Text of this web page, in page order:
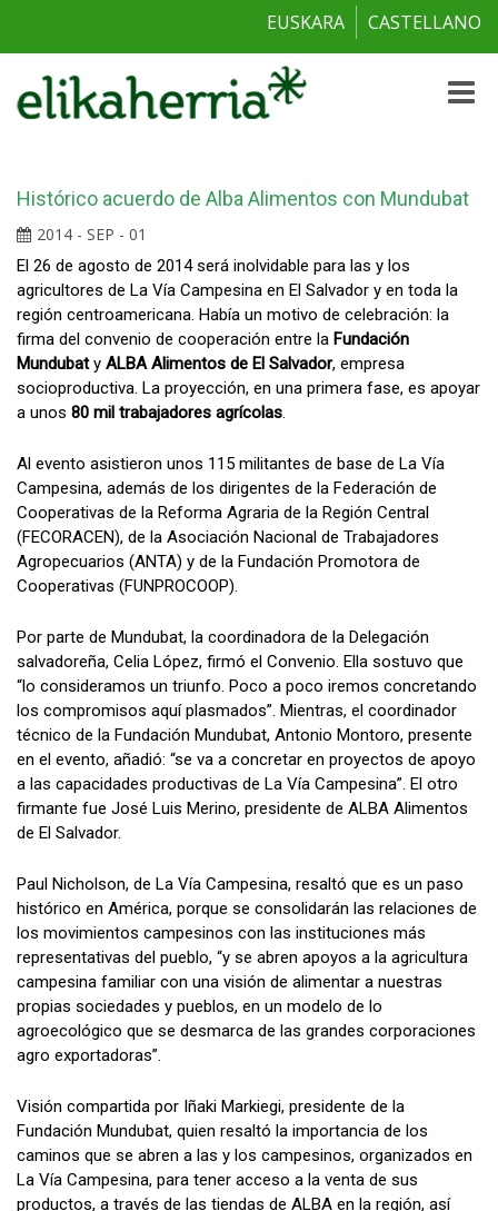
EUSKARA CASTELLANO
Toggle
Histórico acuerdo de Alba Alimentos con Mundubat
2014 - SEP - 01
El 26 de agosto de 2014 será inolvidable para las y los
agricultores de La Vía Campesina en El Salvador y en toda la
región centroamericana. Había un motivo de celebración: la
firma del convenio de cooperación entre la Fundación
Mundubaty ALBA Alimentos de El Salvador, empresa
socioproductiva. La proyección, en una primera fase, es apoyar
a unos 80 mil trabajadores agrícolas.
Al evento asistieron unos 115 militantes de base de La Vía
Campesina, además de los dirigentes de la Federación de
Cooperativas de la Reforma Agraria de la Región Central
(FECORACEN), de la Asociación Nacional de Trabajadores
Agropecuarios (ANTA) y de la Fundación Promotora de
Cooperativas (FUNPROCOOP).
Por parte de Mundubat, la coordinadora de la Delegación
salvadoreña, Celia López, firmó el Convenio. Ella sostuvo que
“lo consideramos un triunfo. Poco a poco iremos concretando
los compromisos aquí plasmados”. Mientras, el coordinador
técnico de la Fundación Mundubat, Antonio Montoro, presente
en el evento, añadió: “se va a concretar en proyectos de apoyo
a las capacidades productivas de La Vía Campesina”. El otro
firmante fue José Luis Merino, presidente de ALBA Alimentos
de El Salvador.
Paul Nicholson, de La Vía Campesina, resaltó que es un paso
histórico en América, porque se consolidarán las relaciones de
los movimientos campesinos con las instituciones más
representativas del pueblo, “y se abren apoyos a la agricultura
campesina familiar con una visión de alimentar a nuestras
propias sociedades y pueblos, en un modelo de lo
agroecológico que se desmarca de las grandes corporaciones
agro exportadoras”.
Visión compartida por Iñaki Markiegi, presidente de la
Fundación Mundubat, quien resaltó la importancia de los
caminos que se abren a las y los campesinos, organizados en
La Vía Campesina, para tener acceso a la venta de sus
productos, a través de las tiendas de ALBA en la región, así